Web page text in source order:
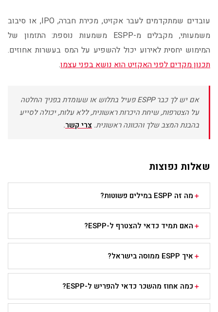
עובדים שמתקדמים לעבר אקזיט, מכירת חברה, IPO, או סיבוב
משמעותי, מקבלים מ-ESPP משמעות נוספת: התזמון של
המימוש יחסית לאירוע יכול להשפיע על המס בעשרות אחוזים.
תכנון מקדים לפני האקזיט הוא נושא בפני עצמו.
אם יש לך כבר ESPP פעיל בתלוש או שעומדת בפניך החלטה
על הצטרפות, שיחת היכרות ראשונית, ללא עלות, יכולה לסייע
בהבנת המצב שלך והכוונה ראשונית. צרי קשר.
שאלות נפוצות
מה זה ESPP במילים פשוטות?
האם תמיד כדאי להצטרף ל-ESPP?
איך ESPP ממוסה בישראל?
כמה אחוז מהשכר כדאי להפריש ל-ESPP?